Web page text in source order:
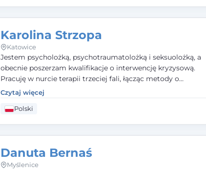
Karolina Strzopa
Katowice
Jestem psycholożką, psychotraumatolożką i seksuolożką, a
obecnie poszerzam kwalifikacje o interwencję kryzysową.
Pracuję w nurcie terapii trzeciej fali, łącząc metody o
potwierdzonej skuteczności. Towarzyszę młodzieży,
dorosłym i parom w radzeniu sobie z bolesnymi
doświadczeniami tak, by mogli żyć pełniej.
Czytaj więcej
Polski
Danuta Bernaś
Myślenice